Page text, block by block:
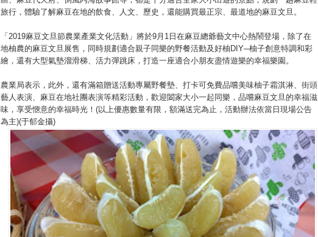
旅行，體驗了解麻豆在地的飲食、人文、歷史，還能購買最正宗、最道地的麻豆文旦。
「2019麻豆文旦節農業產業文化活動」將於9月1日在麻豆總爺藝文中心熱鬧登場，除了在
地柚農的麻豆文旦展售，同時規劃適合親子同樂的野餐活動及好柚DIY─柚子創意特調和彩
繪，還有大型氣墊溜滑梯、活力彈跳床，打造一座適合小朋友盡情遊樂的幸福樂園。
農業局表示，此外，還有滿箱贈送活動專屬野餐墊、打卡可免費品嚐美味柚子霜淇淋、街頭
藝人表演、麻豆在地社團表演等精彩活動，歡迎闔家大小一起同樂，品嚐麻豆文旦的幸福滋
味，享受愜意的幸福時光！(以上優惠數量有限，額滿送完為止，活動辦法依當日現場公告
為主)(于郁金攝)